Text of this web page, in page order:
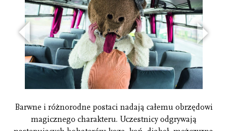
Barwne i różnorodne postaci nadają całemu obrzędowi
magicznego charakteru. Uczestnicy odgrywają
◥
Poprzedni
◥